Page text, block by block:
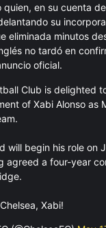
quien, en su cuenta
su
eliminada minutos
no tardó en
oficial.
Club is delighted
of Xabi Alonso as
will begin his role on
agreed a four-year
Xabi!